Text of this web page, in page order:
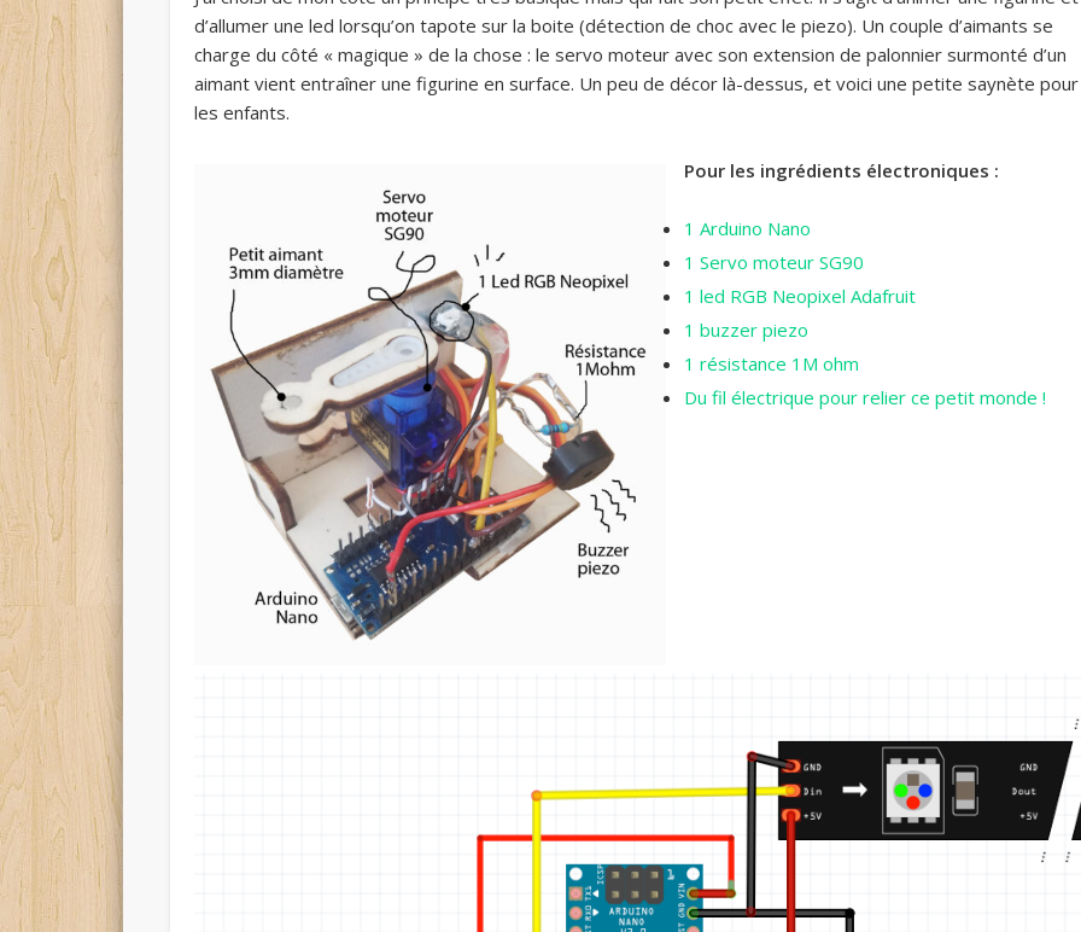
d’allumer une led lorsqu’on tapote sur la boite (détection de choc avec le piezo). Un couple d’aimants se
charge du côté « magique » de la chose : le servo moteur avec son extension de palonnier surmonté d’un
aimant vient entraîner une figurine en surface. Un peu de décor là-dessus, et voici une petite saynète pour
les enfants.
Pour les ingrédients électroniques :
1 Arduino Nano
1 Servo moteur SG90
1 led RGB Neopixel Adafruit
1 buzzer piezo
1 résistance 1M ohm
Du fil électrique pour relier ce petit monde !